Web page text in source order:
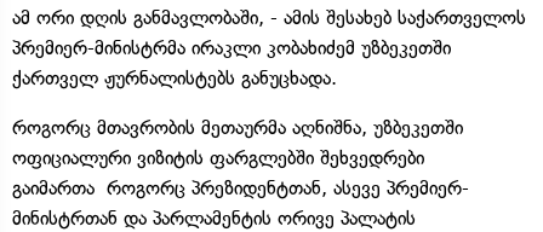
ამ ორი დღის განმავლობაში, - ამის შესახებ საქართველოს
პრემიერ-მინისტრმა ირაკლი კობახიძემ უზბეკეთში
ქართველ ჟურნალისტებს განუცხადა.
როგორც მთავრობის მეთაურმა აღნიშნა, უზბეკეთში
ოფიციალური ვიზიტის ფარგლებში შეხვედრები
გაიმართა როგორც პრეზიდენტთან, ასევე პრემიერ-
მინისტრთან და პარლამენტის ორივე პალატის